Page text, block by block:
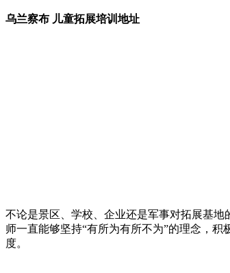
乌兰察布 儿童拓展培训地址
不论是景区、学校、企业还是军事对拓展基
师一直能够坚持“有所为有所不为”的理念，
度。